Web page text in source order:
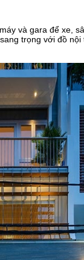
và gara để xe,
trọng với đồ nội